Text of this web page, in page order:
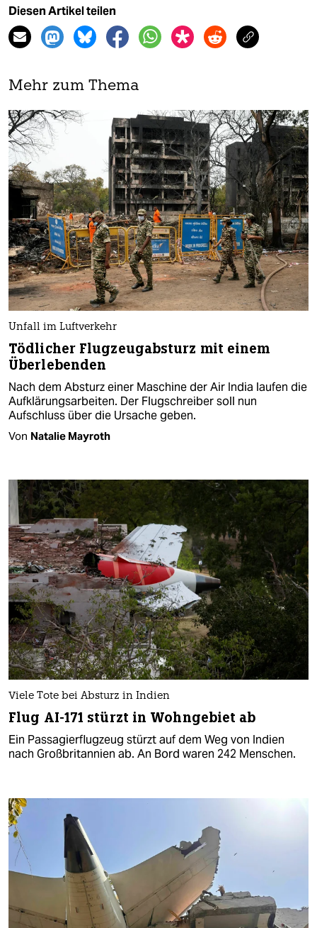
Diesen Artikel teilen
Mehr zum Thema
Unfall im Luftverkehr
Tödlicher Flugzeugabsturz mit einem
Überlebenden
Nach dem Absturz einer Maschine der Air India laufen die
Aufklärungsarbeiten. Der Flugschreiber soll nun
Aufschluss über die Ursache geben.
Von Natalie Mayroth
Viele Tote bei Absturz in Indien
Flug AI-171 stürzt in Wohngebiet ab
Ein Passagierflugzeug stürzt auf dem Weg von Indien
nach Großbritannien ab. An Bord waren 242 Menschen.